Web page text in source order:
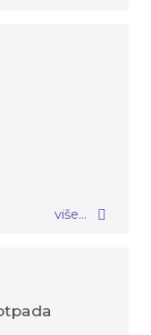
više...